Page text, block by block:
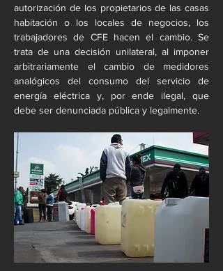
autorización de los propietarios de las casas
habitación o los locales de negocios, los
trabajadores de CFE hacen el cambio. Se
trata de una decisión unilateral, al imponer
arbitrariamente el cambio de medidores
analógicos del consumo del servicio de
energía eléctrica y, por ende ilegal, que
debe ser denunciada pública y legalmente.